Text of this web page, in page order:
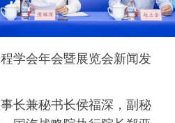
学会年会暨展览会新闻发
长兼秘书长侯福深，副秘